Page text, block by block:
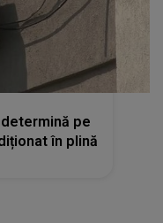
pe
în plină